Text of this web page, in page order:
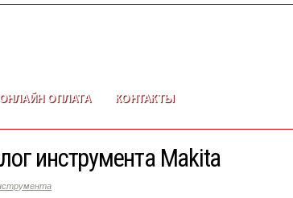
ОНЛАЙН ОПЛАТА КОНТАКТЫ
инструмента Makita